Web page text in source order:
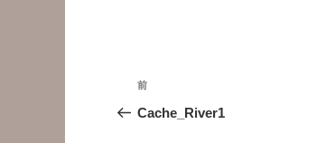
投
稿
前
の
前
Cache_River1